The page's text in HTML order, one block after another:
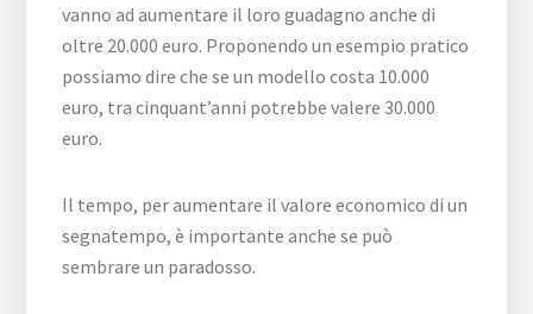
vanno ad aumentare il loro guadagno anche di
oltre 20.000 euro. Proponendo un esempio pratico
possiamo dire che se un modello costa 10.000
euro, tra cinquant’anni potrebbe valere 30.000
euro.
Il tempo, per aumentare il valore economico di un
segnatempo, è importante anche se può
sembrare un paradosso.